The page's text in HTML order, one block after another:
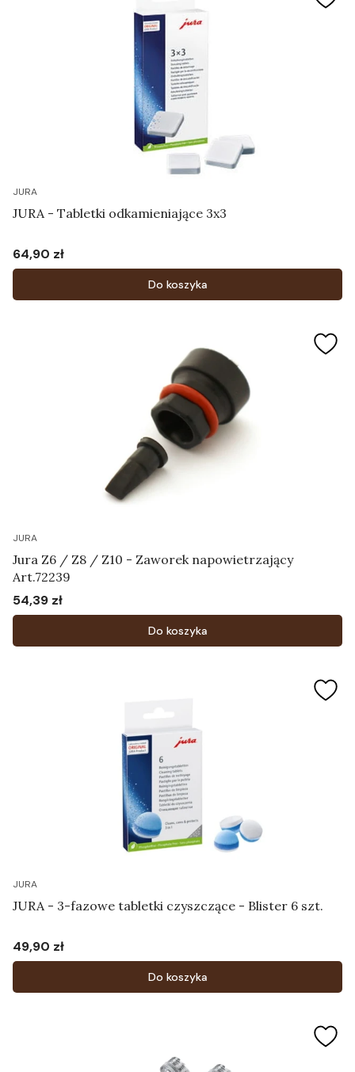
JURA
JURA - Tabletki odkamieniające 3x3
Cena
64,90 zł
Do koszyka
JURA
Jura Z6 / Z8 / Z10 - Zaworek napowietrzający
Art.72239
Cena
54,39 zł
Do koszyka
JURA
JURA - 3-fazowe tabletki czyszczące - Blister 6 szt.
Cena
49,90 zł
Do koszyka